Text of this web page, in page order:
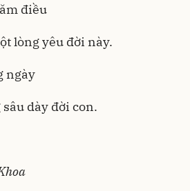
điều
lòng yêu đời này.
ngày
dày đời con.